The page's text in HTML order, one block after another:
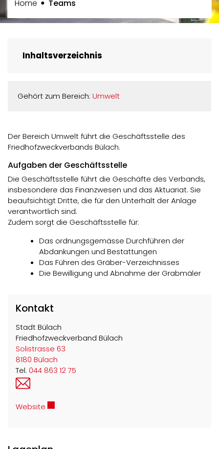
Home Teams
Inhaltsverzeichnis
Gehört zum Bereich: Umwelt
Der Bereich Umwelt führt die Geschäftsstelle des
Friedhofzweckverbands Bülach.
Aufgaben der Geschäftsstelle
Die Geschäftsstelle führt die Geschäfte des Verbands,
insbesondere das Finanzwesen und das Aktuariat. Sie
beaufsichtigt Dritte, die für den Unterhalt der Anlage
verantwortlich sind.
Zudem sorgt die Geschäftsstelle für:
Das ordnungsgemässe Durchführen der
Abdankungen und Bestattungen
Das Führen des Gräber-Verzeichnisses
Die Bewilligung und Abnahme der Grabmäler
Kontakt
Stadt Bülach
Friedhofzweckverband Bülach
Solistrasse 63
8180 Bülach
Tel. 044 863 12 75
friedhof@buelach.ch
Website